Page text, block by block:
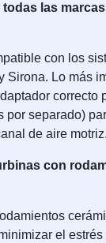
las
con los
Sirona. Lo más
correcto
separado)
de aire motriz.
con
el estrés